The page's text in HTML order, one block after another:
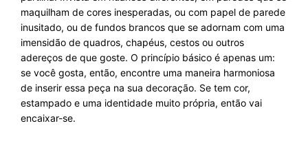
maquilham de cores inesperadas, ou com papel de parede
inusitado, ou de fundos brancos que se adornam com uma
imensidão de quadros, chapéus, cestos ou outros
adereços de que goste. O princípio básico é apenas um:
se você gosta, então, encontre uma maneira harmoniosa
de inserir essa peça na sua decoração. Se tem cor,
estampado e uma identidade muito própria, então vai
encaixar-se.